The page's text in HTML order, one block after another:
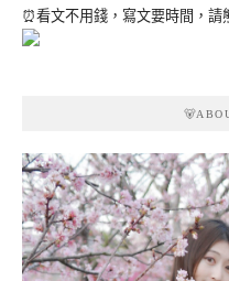
⏰看文不用錢，寫文要時間，請